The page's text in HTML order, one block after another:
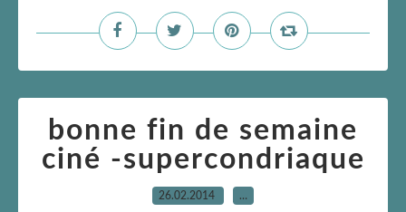
bonne fin de semaine
ciné -supercondriaque
26.02.2014 …